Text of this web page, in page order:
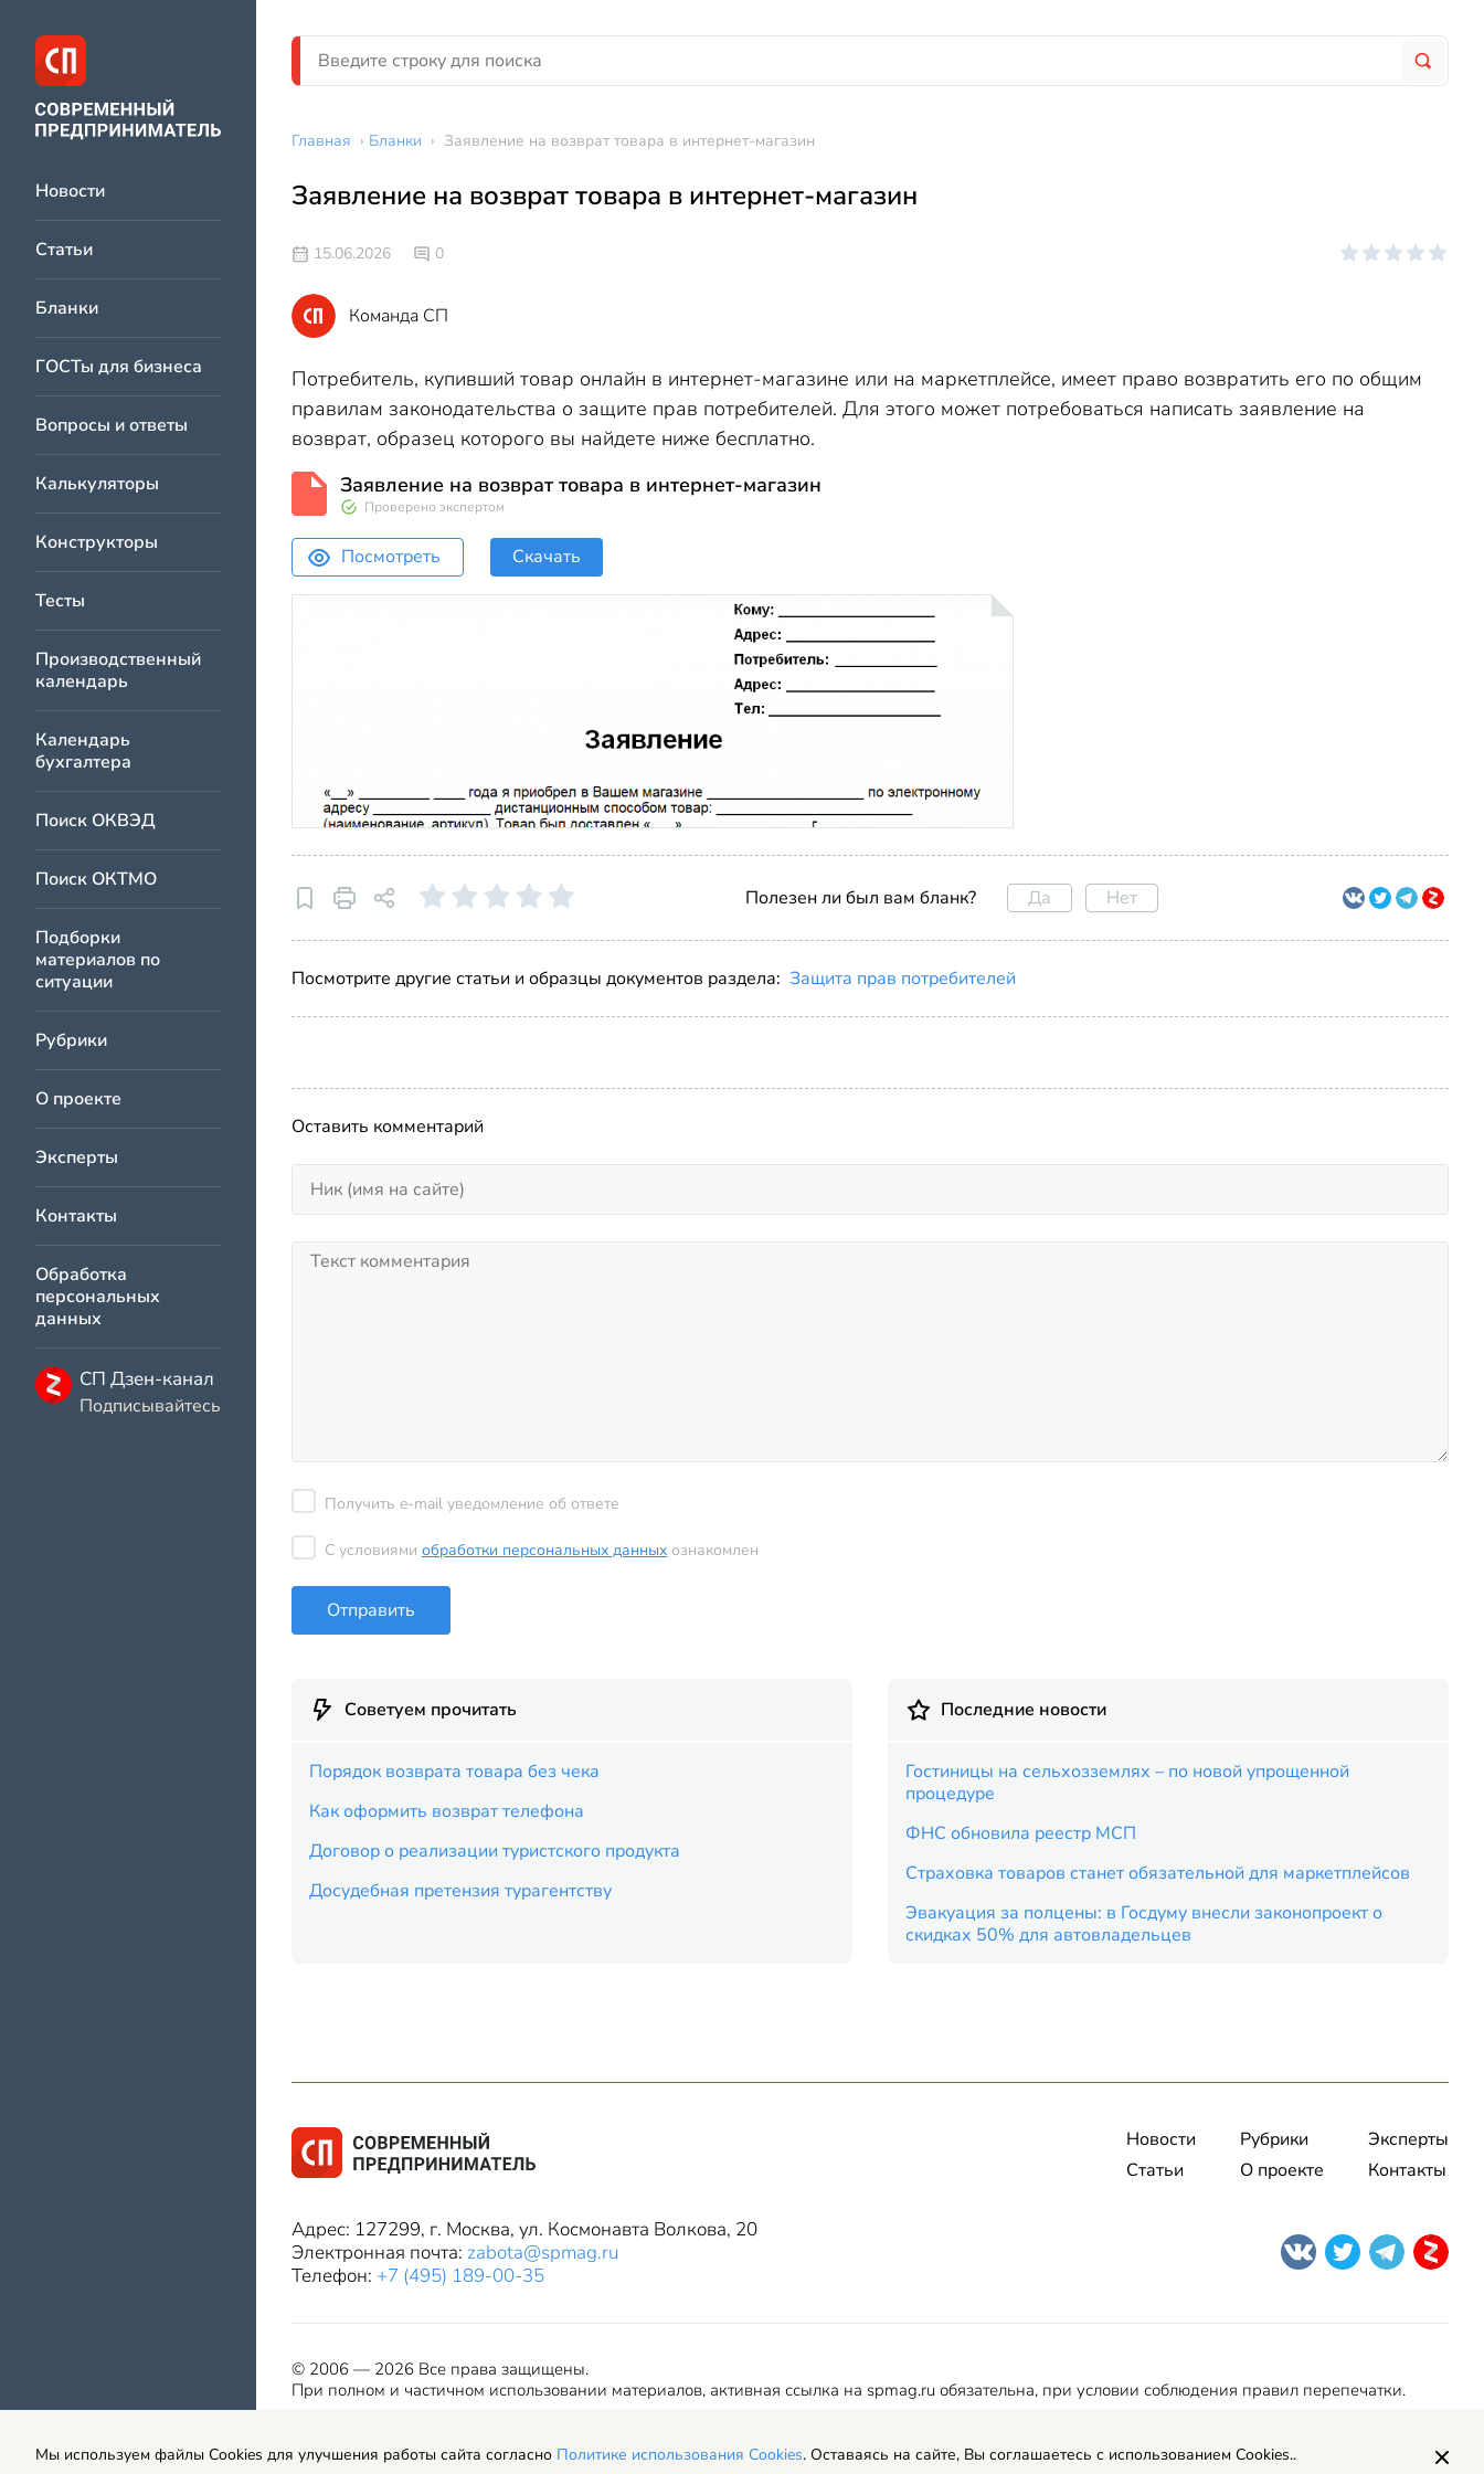
Новости
Статьи
Бланки
ГОСТы для бизнеса
Вопросы и ответы
Калькуляторы
Конструкторы
Тесты
Производственный
календарь
Календарь
бухгалтера
Поиск ОКВЭД
Поиск ОКТМО
Подборки
материалов по
ситуации
Рубрики
О проекте
Эксперты
Контакты
Обработка
персональных
данных
СП Дзен-канал
Подписывайтесь
Главная › Бланки › Заявление на возврат товара в интернет-магазин
Заявление на возврат товара в интернет-магазин
15.06.2026 0
Команда СП
Потребитель, купивший товар онлайн в интернет-магазине или на маркетплейсе, имеет право возвратить его по общим
правилам законодательства о защите прав потребителей. Для этого может потребоваться написать заявление на
возврат, образец которого вы найдете ниже бесплатно.
Заявление на возврат товара в интернет-магазин
Проверено экспертом
Посмотреть Скачать
Полезен ли был вам бланк? Да Нет
Посмотрите другие статьи и образцы документов раздела: Защита прав потребителей
Оставить комментарий
Получить e-mail уведомление об ответе
С условиями обработки персональных данных ознакомлен
Отправить
Советуем прочитать
Порядок возврата товара без чека
Как оформить возврат телефона
Договор о реализации туристского продукта
Досудебная претензия турагентству
Последние новости
Гостиницы на сельхозземлях – по новой упрощенной
процедуре
ФНС обновила реестр МСП
Страховка товаров станет обязательной для маркетплейсов
Эвакуация за полцены: в Госдуму внесли законопроект о
скидках 50% для автовладельцев
Новости
Статьи
Рубрики
О проекте
Эксперты
Контакты
Адрес: 127299, г. Москва, ул. Космонавта Волкова, 20
Электронная почта: zabota@spmag.ru
Телефон: +7 (495) 189-00-35
© 2006 — 2026 Все права защищены.
При полном и частичном использовании материалов, активная ссылка на spmag.ru обязательна, при условии соблюдения правил перепечатки.
Правила использования материалов сайта и авторские права Пользовательское соглашение Политика обработки персональных данных Рекламодателям
Мы используем файлы Cookies для улучшения работы сайта согласно Политике использования Cookies. Оставаясь на сайте, Вы соглашаетесь с использованием Cookies..